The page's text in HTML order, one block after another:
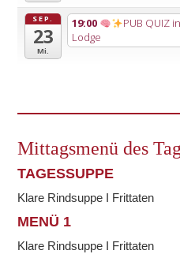
SEP.
23
Mi.
19:00 PUB QUIZ
Lodge
Mittagsmenü des
TAGESSUPPE
Klare Rindsuppe I Frittaten
MENÜ 1
Klare Rindsuppe I Frittaten